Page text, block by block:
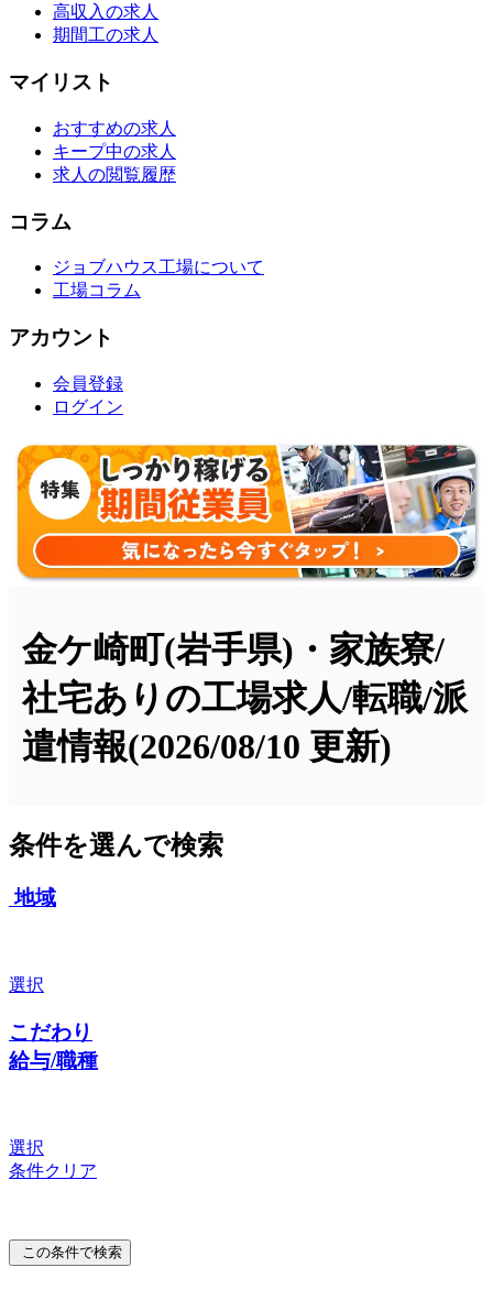
高収入の求人
期間工の求人
マイリスト
おすすめの求人
キープ中の求人
求人の閲覧履歴
コラム
ジョブハウス工場について
工場コラム
アカウント
会員登録
ログイン
金ケ崎町(岩手県)・家族寮/
社宅ありの工場求人/転職/派
遣情報(2026/08/10 更新)
条件を選んで検索
地域
選択
こだわり
給与/職種
選択
条件クリア
この条件で検索